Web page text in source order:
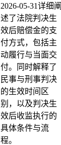
2026-05-31详细阐
述了法院判决生
效后赔偿金的支
付方式，包括主
动履行与当面交
付。同时解释了
民事与刑事判决
的生效时间区
别，以及判决生
效后收监执行的
具体条件与流
程。